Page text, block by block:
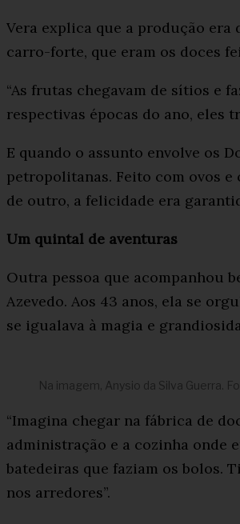
Vera explica que a produção era
carro-forte, que eram os doces
“As frutas chegavam de sítios e
respectivas épocas do ano, eles
E quando o assunto envolve os
petropolitanas. Feito com ovos e
de outro, a felicidade era
Um quintal de aventuras
Outra pessoa que acompanhou
Azevedo. Aos 43 anos, ela se
se igualava à magia e
Na imagem, Anysio da Silva Guerra.
“Imagina chegar na fábrica de
administração e a cozinha onde
batedeiras que faziam os bolos.
nos arredores”.